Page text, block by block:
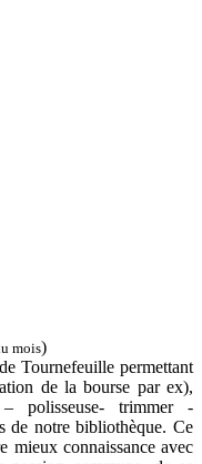
mois)
Tournefeuille permettant
de la bourse par ex),
polisseuse- trimmer -
de notre bibliothèque. Ce
mieux connaissance avec